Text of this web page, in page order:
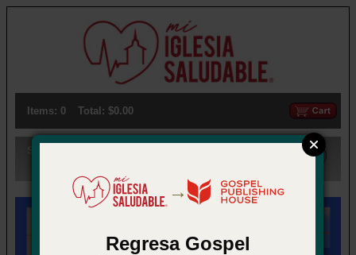
Items: 0 Total: $0.00
→
Regresa Gospel